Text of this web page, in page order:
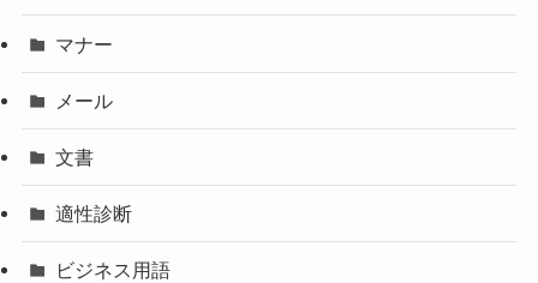
マナー
メール
文書
適性診断
ビジネス用語